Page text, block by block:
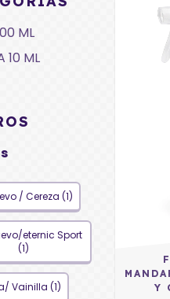
ML
10 ML
/ Cereza (1)
eternic Sport
(1)
Vainilla (1)
Y